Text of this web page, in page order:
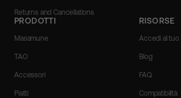
Returns and Cancellations
PRODOTTI
Masamune
TAO
Accessori
Piatti
RISORSE
Accedi al
Blog
FAQ
Compatibilità